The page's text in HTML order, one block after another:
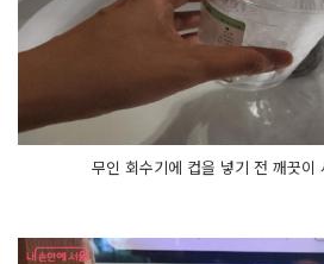
무인 회수기에 컵을 넣기 전 깨끗